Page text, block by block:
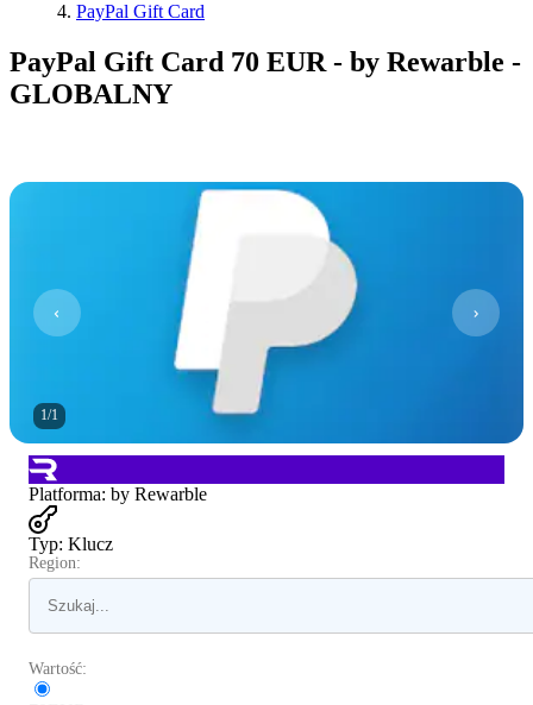
PayPal Gift Card
PayPal Gift Card 70 EUR - by Rewarble -
GLOBALNY
1/1
Platforma: by Rewarble
Typ: Klucz
Region:
Wartość: